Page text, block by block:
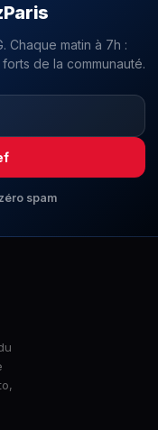
Chaque matin à 7h :
de la communauté.
spam